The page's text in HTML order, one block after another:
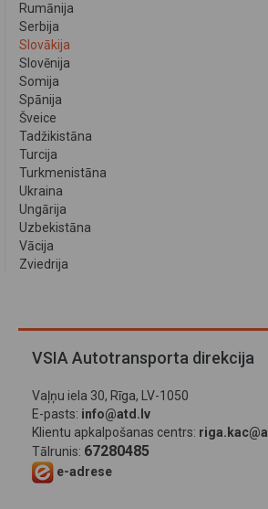
Rumānija
Serbija
Slovākija
Slovēnija
Somija
Spānija
Šveice
Tadžikistāna
Turcija
Turkmenistāna
Ukraina
Ungārija
Uzbekistāna
Vācija
Zviedrija
VSIA Autotransporta direkcija
Vaļņu iela 30, Rīga, LV-1050
E-pasts: info@atd.lv
Klientu apkalpošanas centrs:
Tālrunis: 67280485
e-adrese